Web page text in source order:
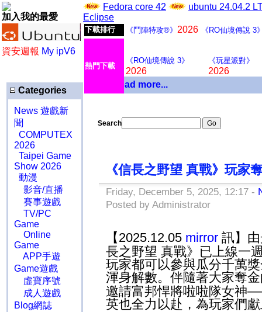
加入我的最愛
資安週報 My ipV6
Fedora core 42
ubuntu 24.04.2
Eclipse
下載排行 《鬥陣特攻®》 2026 《RO仙境傳說 3
熱門下載
《RO仙境傳說 3》
2026
《玩星派對》
2026
Categories
News 遊戲新
聞
COMPUTEX
2026
Taipei Game
Show 2026
動漫
影音/直播
賽事遊戲
TV/PC
Game
Online
Game
APP手遊
Game遊戲
虛寶序號
成人遊戲
Blog網誌
Download more...
Search
《信長之野望 真戰》玩家
Friday, December 5, 2025, 12:17 -
Posted by Administrator
【2025.12.05 mirror 訊】
長之野望 真戰》已上線一
玩家都可以參與瓜分千萬
渾身解數。伴隨著大家奪
邀請富邦悍將啦啦隊女神
英也全力以赴，為玩家們